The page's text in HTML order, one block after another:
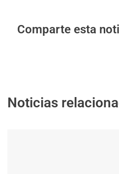
Comparte esta
Noticias